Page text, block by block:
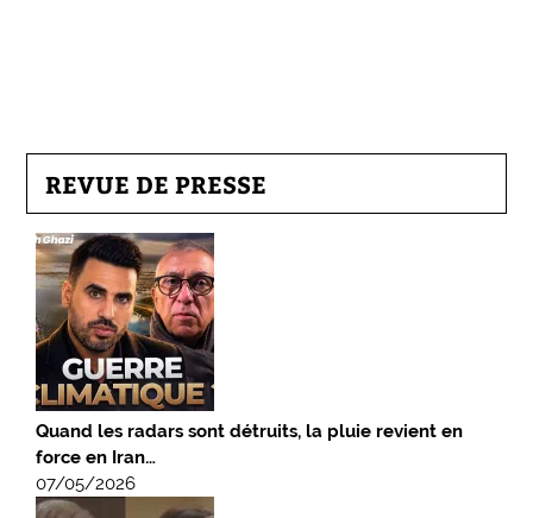
REVUE DE PRESSE
Quand les radars sont détruits, la pluie revient en
force en Iran…
07/05/2026